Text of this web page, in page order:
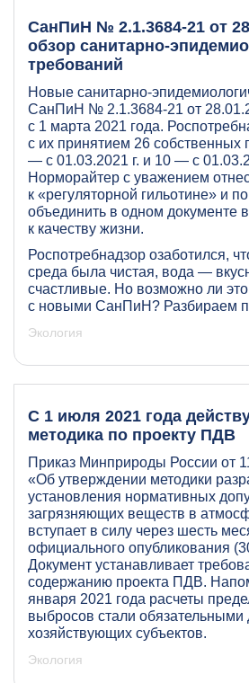
СанПиН № 2.1.3684-21 от
обзор санитарно-
требований
Новые санитарно-
СанПиН № 2.1.3684-21 от
с 1 марта 2021 года.
с их принятием 26 собственных
— с 01.03.2021 г. и 10 — с
Норморайтер с уважением
к «регуляторной гильотине» и
объединить в одном документе
к качеству жизни.
Роспотребнадзор озаботился,
среда была чистая, вода —
счастливые. Но возможно ли
с новыми СанПиН? Разбираем
Экология
С 1 июля 2021 года
методика по проекту ПДВ
Приказ Минприроды России от
«Об утверждении методики
установления нормативных
загрязняющих веществ в
вступает в силу через шесть
официального опубликования
Документ устанавливает
содержанию проекта ПДВ.
января 2021 года расчеты
выбросов стали обязательными
хозяйствующих субъектов.
Экология